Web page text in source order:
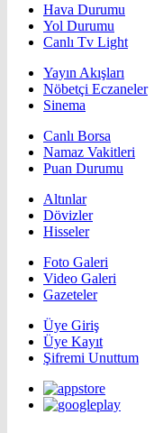
Hava Durumu
Yol Durumu
Canlı Tv Light
Yayın Akışları
Nöbetçi Eczaneler
Sinema
Canlı Borsa
Namaz Vakitleri
Puan Durumu
Altınlar
Dövizler
Hisseler
Foto Galeri
Video Galeri
Gazeteler
Üye Giriş
Üye Kayıt
Şifremi Unuttum